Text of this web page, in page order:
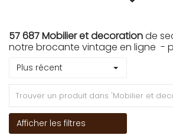
57 687 Mobilier et decorationde
notre brocante vintage en ligne -
Plus récent
Afficher les filtres